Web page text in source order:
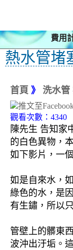
費用
熱水管堵
首頁 》 洗水管
觀看次數：4340
陳先生 告知家
的白色異物，
如下影片，一
如是自來水，
綠色的水，是
有生鏽，所以
管壁上的髒東
波沖出汙垢。